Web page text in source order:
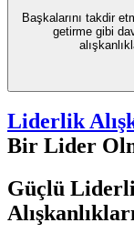
Başkalarını takdir
getirme gibi
Liderlik
Bir Lider
Güçlü